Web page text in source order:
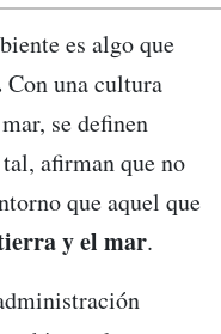
es algo que
Con una cultura
se definen
afirman que no
que aquel que
y el mar.